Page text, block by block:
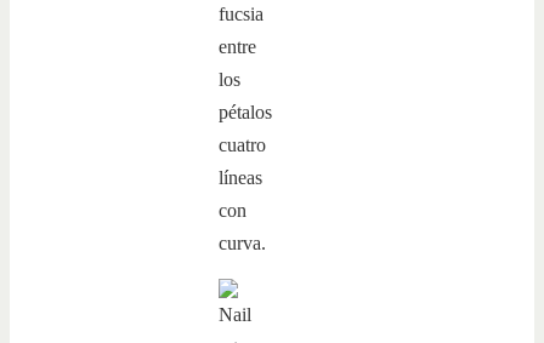
fucsia
entre
los
pétalos
cuatro
líneas
con
curva.